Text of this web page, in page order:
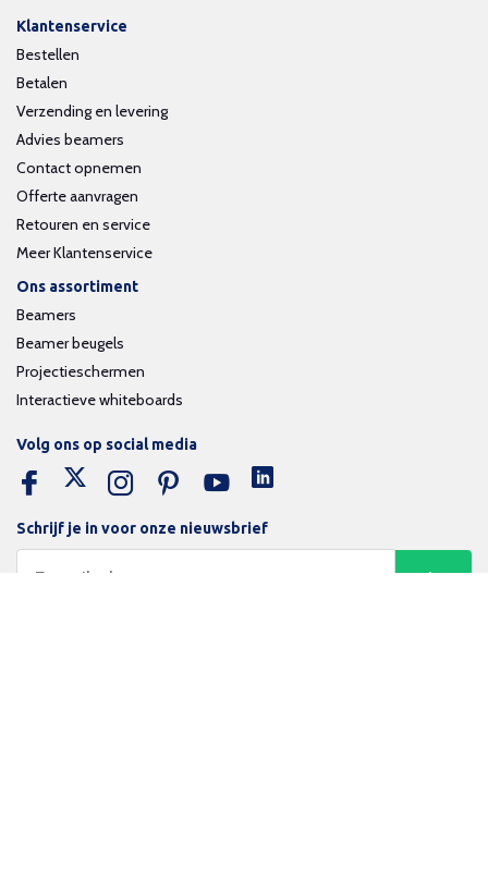
Klantenservice
Bestellen
Betalen
Verzending en levering
Advies beamers
Contact opnemen
Offerte aanvragen
Retouren en service
Meer Klantenservice
Ons assortiment
Beamers
Beamer beugels
Projectieschermen
Interactieve whiteboards
Schrijf je in voor onze nieuwsbrief
Volg ons op social media